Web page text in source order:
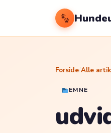
Forside Alle
EMNE